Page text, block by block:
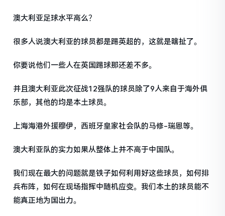
澳大利亚足球水平高么？
很多人说澳大利亚的球员都是踢英超的，这就是瞎扯了。
你要说他们一些人在英国踢球那还差不多。
并且澳大利亚此次征战12强队的球员除了9人来自于海外俱
乐部，其他的均是本土球员。
上海海港外援穆伊，西班牙皇家社会队的马修-瑞恩等。
澳大利亚队的实力如果从整体上并不高于中国队。
我们现在最大的问题就是铁子如何利用好这些球员，如何排
兵布阵，如何在现场指挥中随机应变。我们本土的球员能不
能真正地为国出力。